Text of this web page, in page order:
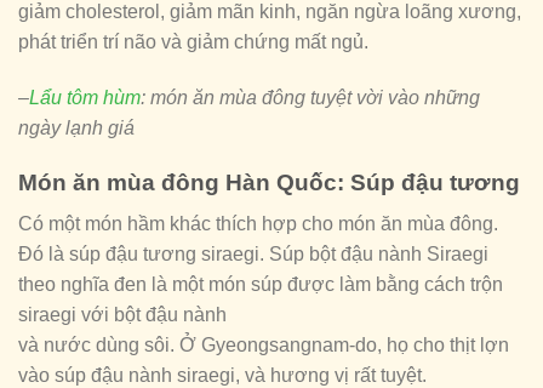
giảm cholesterol, giảm mãn kinh, ngăn ngừa loãng xương,
phát triển trí não và giảm chứng mất ngủ.
–Lẩu tôm hùm: món ăn mùa đông tuyệt vời vào những
ngày lạnh giá
Món ăn mùa đông Hàn Quốc: Súp đậu tương
Có một món hầm khác thích hợp cho món ăn mùa đông.
Đó là súp đậu tương siraegi. Súp bột đậu nành Siraegi
theo nghĩa đen là một món súp được làm bằng cách trộn
siraegi với bột đậu nành
và nước dùng sôi. Ở Gyeongsangnam-do, họ cho thịt lợn
vào súp đậu nành siraegi, và hương vị rất tuyệt.